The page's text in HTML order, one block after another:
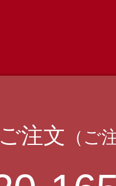
注文 （ご